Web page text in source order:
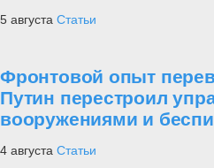
5 августа Статьи
Фронтовой опыт
Путин перестроил
вооружениями и
4 августа Статьи